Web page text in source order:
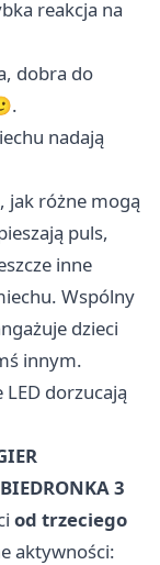
reakcja na
dobra do
nadają
jak różne mogą
puls,
inne
Wspólny
dzieci
innym.
dorzucają
3
od trzeciego
aktywności: